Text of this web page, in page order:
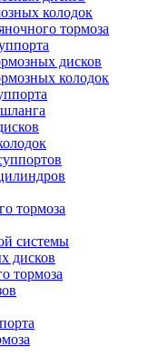
колодок
тормоза
дисков
колодок
тормоза
системы
дисков
тормоза